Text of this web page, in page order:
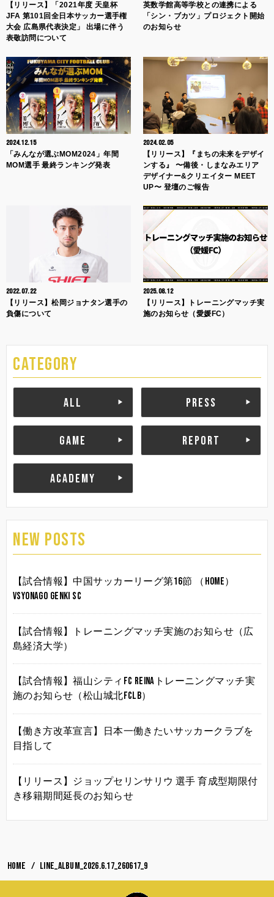
【リリース】「2021年度 天皇杯
JFA 第101回全日本サッカー選手権
大会 広島県代表決定」 出場に伴う
表敬訪問について
英数学館高等学校との連携による
「シン・ブカツ」プロジェクト開始
のお知らせ
2024.12.15
「みんなが選ぶMOM2024」年間
MOM選手 最終ランキング発表
2024.02.05
【リリース】『まちの未来をデザイ
ンする』 〜備後・しまなみエリア
デザイナー&クリエイター MEET
UP〜 登壇のご報告
2022.07.22
【リリース】松岡ジョナタン選手の
負傷について
2025.08.12
【リリース】トレーニングマッチ実
施のお知らせ（愛媛FC）
CATEGORY
ALL PRESS
GAME REPORT
ACADEMY
NEW POSTS
【試合情報】中国サッカーリーグ第16節 （HOME）
vsYonago Genki SC
【試合情報】トレーニングマッチ実施のお知らせ（広
島経済大学）
【試合情報】福山シティFC Reinaトレーニングマッチ実
施のお知らせ（松山城北FCLB）
【働き方改革宣言】日本一働きたいサッカークラブを
目指して
【リリース】ジョップセリンサリウ 選手 育成型期限付
き移籍期間延長のお知らせ
HOME LINE_ALBUM_2026.6.17_260617_9